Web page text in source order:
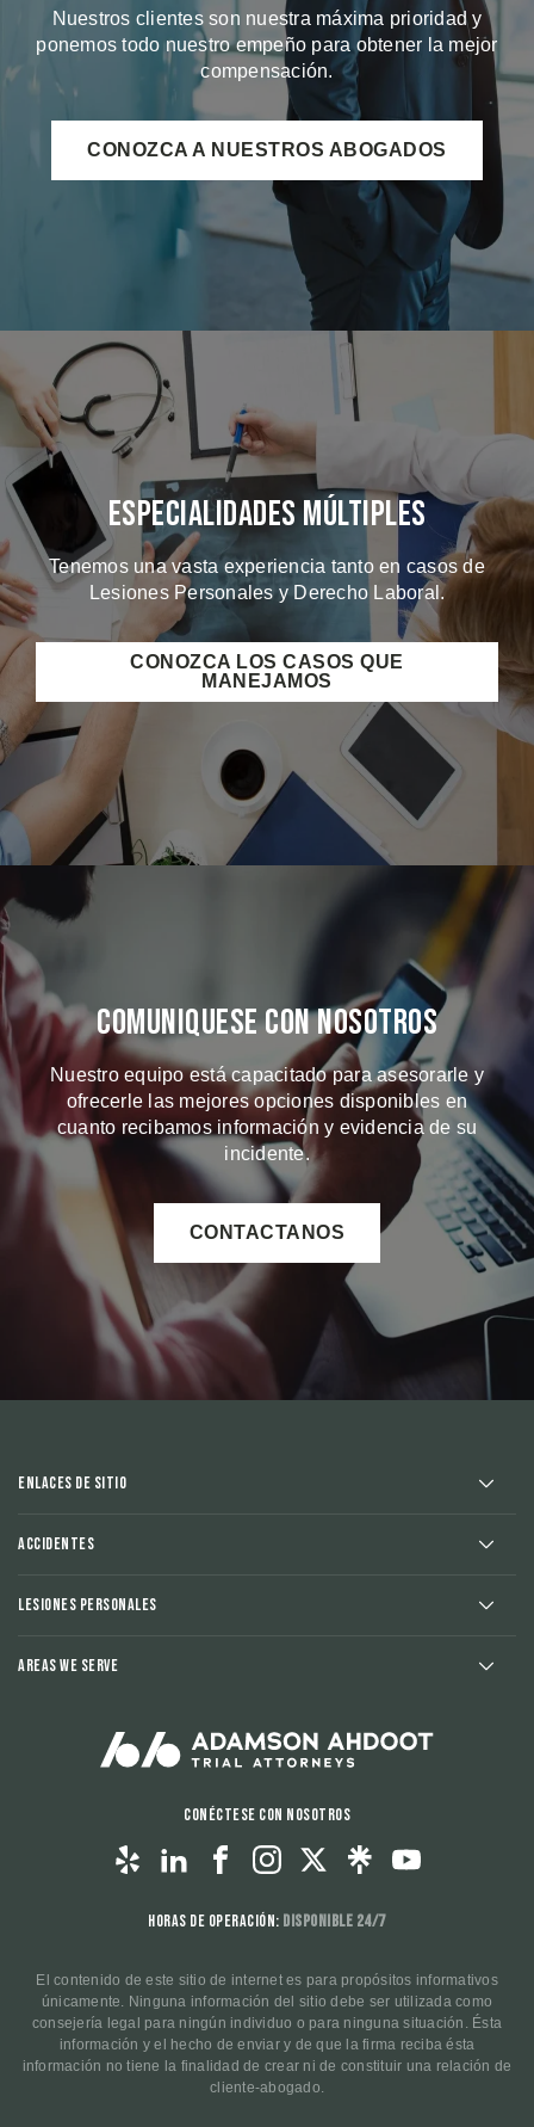
Nuestros clientes son nuestra máxima prioridad y
ponemos todo nuestro empeño para obtener la mejor
compensación.
CONOZCA A NUESTROS ABOGADOS
Especialidades Múltiples
Tenemos una vasta experiencia tanto en casos de
Lesiones Personales y Derecho Laboral.
CONOZCA LOS CASOS QUE
MANEJAMOS
Comuniquese Con Nosotros
Nuestro equipo está capacitado para asesorarle y
ofrecerle las mejores opciones disponibles en
cuanto recibamos información y evidencia de su
incidente.
CONTACTANOS
Enlaces de sitio
Accidentes
Lesiones Personales
Areas We Serve
Conéctese con nosotros
Horas de operación: Disponible 24/7
El contenido de este sitio de internet es para propósitos informativos
únicamente. Ninguna información del sitio debe ser utilizada como
consejería legal para ningún individuo o para ninguna situación. Ésta
información y el hecho de enviar y de que la firma reciba ésta
información no tiene la finalidad de crear ni de constituir una relación de
cliente-abogado.